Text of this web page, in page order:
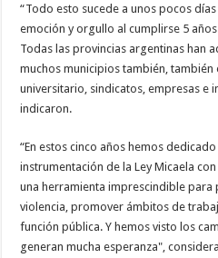
“Todo esto sucede a unos pocos
emoción y orgullo al cumplirse 5 años
Todas las provincias argentinas han
muchos municipios también,
universitario, sindicatos, empresas e
indicaron.
“En estos cinco años hemos
instrumentación de la Ley Micaela
una herramienta imprescindible para
violencia, promover ámbitos de
función pública. Y hemos visto los
generan mucha esperanza",